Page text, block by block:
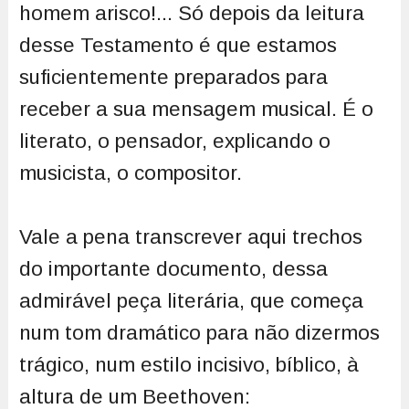
homem arisco!... Só depois da leitura
desse Testamento é que estamos
suficientemente preparados para
receber a sua mensagem musical. É o
literato, o pensador, explicando o
musicista, o compositor.
Vale a pena transcrever aqui trechos
do importante documento, dessa
admirável peça literária, que começa
num tom dramático para não dizermos
trágico, num estilo incisivo, bíblico, à
altura de um Beethoven: